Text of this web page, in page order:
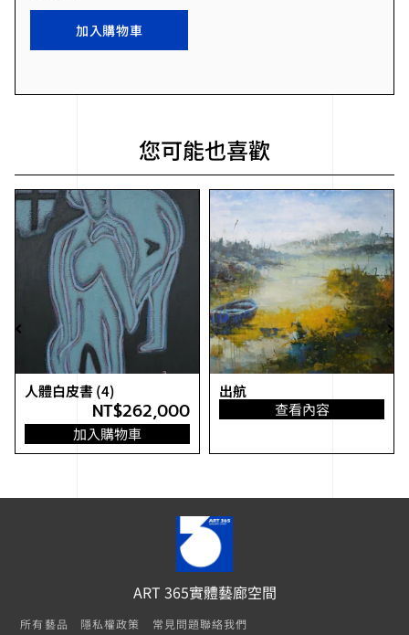
加入購物車
您可能也喜歡
人體白皮書 (4)
NT$262,000
加入購物車
出航
查看內容
ART 365實體藝廊空間
所有藝品
隱私權政策
常見問題聯絡我們